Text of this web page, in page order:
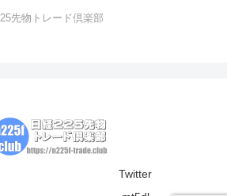
先物トレード倶楽部
Twitter